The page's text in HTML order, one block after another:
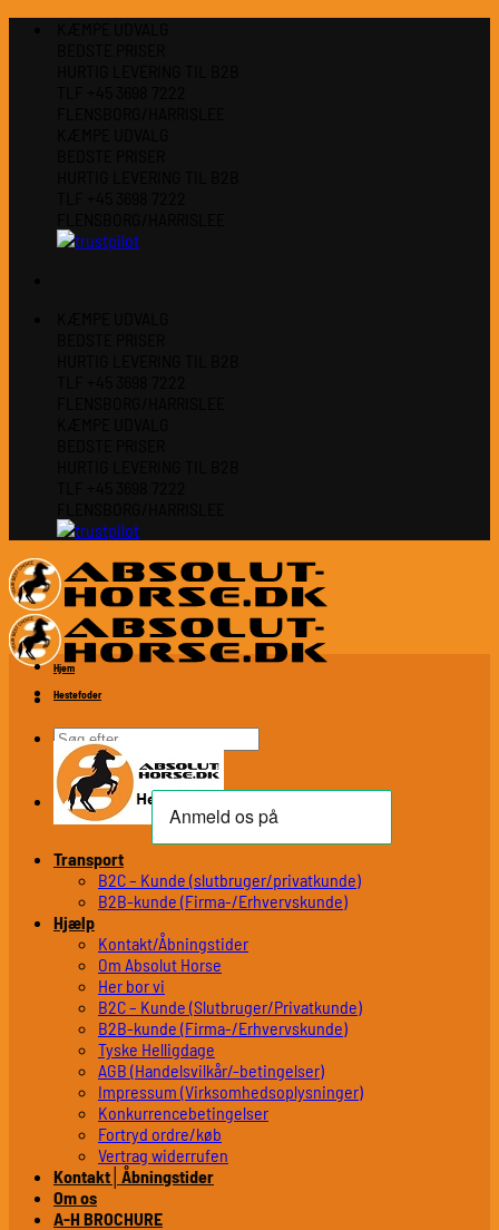
Søg
efter:
Transport
B2C – Kunde (slutbruger/privatkunde)
B2B-kunde (Firma-/Erhvervskunde)
Hjælp
Kontakt/Åbningstider
Om Absolut Horse
Her bor vi
B2C – Kunde (Slutbruger/Privatkunde)
B2B-kunde (Firma-/Erhvervskunde)
Tyske Helligdage
AGB (Handelsvilkår/-betingelser)
Impressum (Virksomhedsoplysninger)
Konkurrencebetingelser
Fortryd ordre/køb
Vertrag widerrufen
Kontakt│Åbningstider
Om os
A-H BROCHURE
Hjem
Hestefoder